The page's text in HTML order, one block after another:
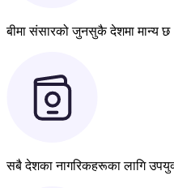
बीमा संसारको जुनसुकै देशमा मान्य छ
सबै देशका नागरिकहरूका लागि